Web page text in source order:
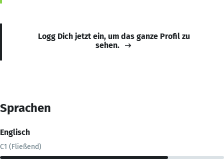
Logg Dich jetzt ein, um das ganze Profil zu
sehen.
Sprachen
Englisch
C1 (Fließend)